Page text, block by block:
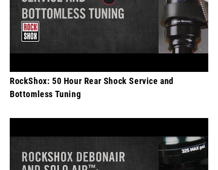
RockShox: 50 Hour Rear Shock Service and
Bottomless Tuning